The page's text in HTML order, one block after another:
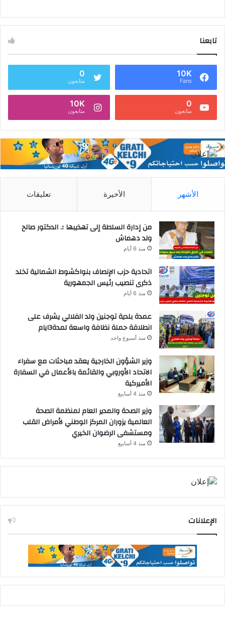
تابعنا
10K
Fans
0
متابعون
0
متابعون
10K
متابعون
الأشهر الأخيرة تعليقات
من إدارة السلطة إلى تهذيبها ؛. الدكتور صالح
ولد دهماش
منذ 6 أيام
اتحادية حزب الإنصاف بنواكشوط الشمالية تخلد
ذكرى تنصيب رئيس الجمهورية
منذ 6 أيام
عمدة بلدية توجنين ولد الفلالي يشرف على
انطلاقة حملة نظافة واسعة لمدة3ايام
منذ أسبوع واحد
وزير الشؤون الخارجية يعقد مباحثات مع سفراء
الاتحاد الأوروبي والقائمة بالأعمال في السفارة
الأميركية
منذ 4 أسابيع
وزير الصحة والمدير العام لمنظمة الصحة
العالمية يزوران المركز الوطني لأمراض القلب
ومستشفى الرضوان الخيري
منذ 4 أسابيع
الإعلانات